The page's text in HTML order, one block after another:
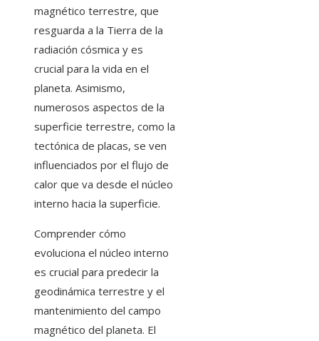
magnético terrestre, que
resguarda a la Tierra de la
radiación cósmica y es
crucial para la vida en el
planeta. Asimismo,
numerosos aspectos de la
superficie terrestre, como la
tectónica de placas, se ven
influenciados por el flujo de
calor que va desde el núcleo
interno hacia la superficie.
Comprender cómo
evoluciona el núcleo interno
es crucial para predecir la
geodinámica terrestre y el
mantenimiento del campo
magnético del planeta. El